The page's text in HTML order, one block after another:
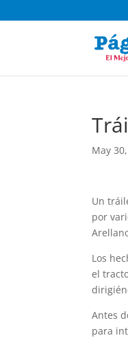
May
Un
por
Los
el
Antes
para